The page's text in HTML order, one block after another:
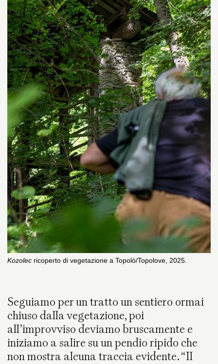
Kozolec ricoperto di vegetazione a Topolò/Topolove, 2025.
Seguiamo per un tratto un sentiero ormai
chiuso dalla vegetazione, poi
all’improvviso deviamo bruscamente e
iniziamo a salire su un pendio ripido che
non mostra alcuna traccia evidente. “Il